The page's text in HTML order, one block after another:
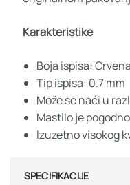
Karakteristike
Boja ispisa: Crvena
Tip ispisa: 0.7 mm
Može se naći u
Mastilo je
Izuzetno visokog
SPECIFIKACIJE